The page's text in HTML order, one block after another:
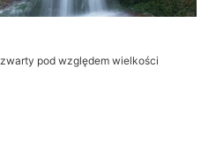
pod względem wielkości